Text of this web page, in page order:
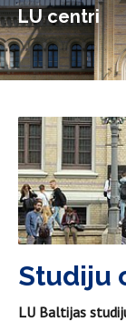
LU centri
Studiju
LU Baltijas